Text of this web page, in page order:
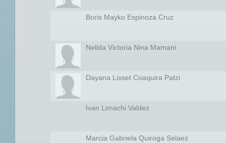
Boris Mayko Espinoza Cruz
Nelida Victoria Nina Mamani
Dayana Lisset Coaquira Patzi
Ivan Limachi Valdez
Marcia Gabriela Quiroga Selaez